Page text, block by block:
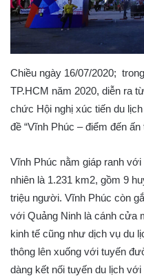
Chiều ngày 16/07/2020;
TP.HCM năm 2020, diễn ra
chức Hội nghị xúc tiến du
đề “Vĩnh Phúc – điểm đến
Vĩnh Phúc nằm giáp ranh
nhiên là 1.231 km2, gồm 9
triệu người. Vĩnh Phúc còn
với Quảng Ninh là cánh cửa
kinh tế cũng như dịch vụ du
thông lên xuống với tuyến
dàng kết nối tuyến du lịch